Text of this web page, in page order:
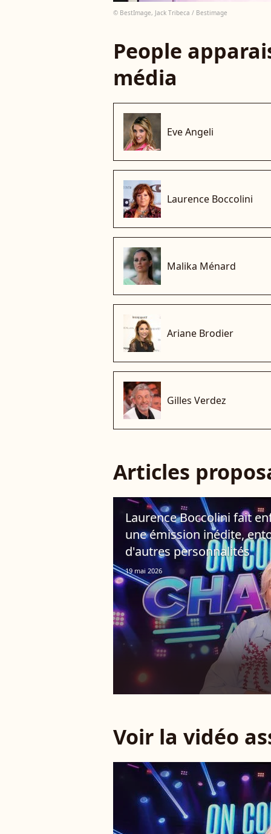
© BestImage, Jack Tribeca / Bestimage
People
média
Eve Angeli
Laurence Boccolini
Malika Ménard
Ariane Brodier
Gilles Verdez
Articles
Laurence Boccolini fait
une émission inédite,
d'autres personnalités
19 mai 2026
Voir la vidéo